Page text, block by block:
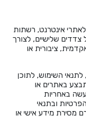
לאתרי אינטרנט, רשתות
צדדים שלישיים, לצורך
ציבורית או
השימוש, לתוכן
באתרים או
באחריות
ובתנאי
מסירת מידע אישי או